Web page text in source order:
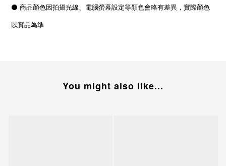
⚫ 商品顏色因拍攝光線、電腦螢幕設定等顏色會略有差異，實際顏色
以實品為準
You might also like...